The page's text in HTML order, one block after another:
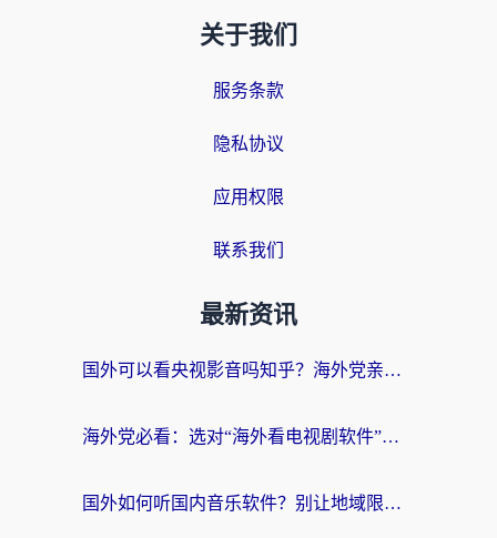
关于我们
服务条款
隐私协议
应用权限
联系我们
最新资讯
国外可以看央视影音吗知乎？海外党亲测有效的回国加速方案
海外党必看：选对“海外看电视剧软件”，再也不用愁国内剧刷不了
国外如何听国内音乐软件？别让地域限制，断了你的中文歌单